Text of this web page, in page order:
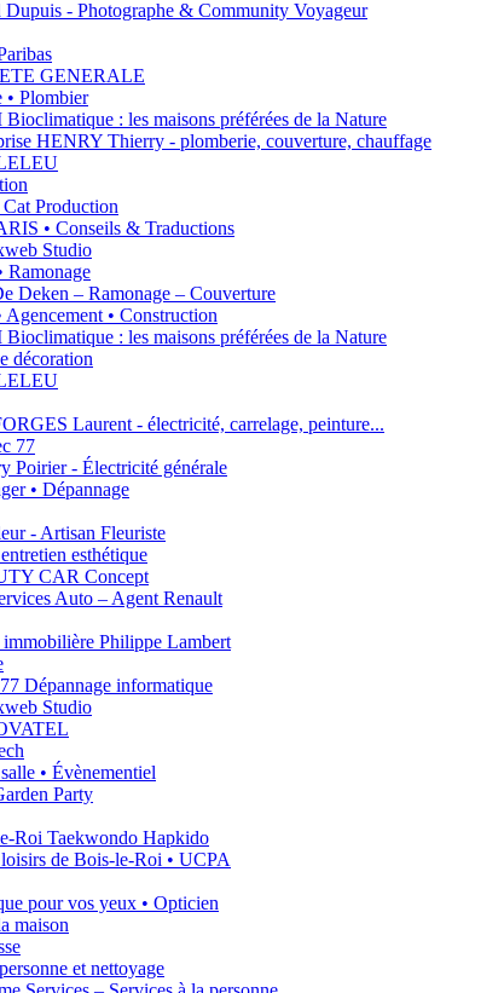
- Photographe & Community Voyageur
GENERALE
• Plombier
: les maisons préférées de la Nature
HENRY Thierry - plomberie, couverture, chauffage
Production
• Conseils & Traductions
Studio
Ramonage
Deken – Ramonage – Couverture
Agencement • Construction
: les maisons préférées de la Nature
décoration
Laurent - électricité, carrelage, peinture...
77
Poirier - Électricité générale
• Dépannage
- Artisan Fleuriste
esthétique
CAR Concept
Auto – Agent Renault
immobilière Philippe Lambert
Dépannage informatique
Studio
• Évènementiel
Party
Roi Taekwondo Hapkido
de Bois-le-Roi • UCPA
pour vos yeux • Opticien
maison
et nettoyage